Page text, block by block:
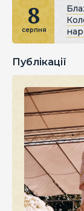
8
серпня
Публікації